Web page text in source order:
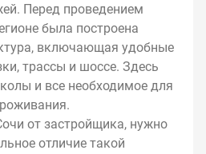
Перед проведением
была построена
включающая удобные
трассы и шоссе. Здесь
и все необходимое для
от застройщика, нужно
отличие такой